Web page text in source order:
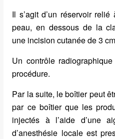
Il s’agit d’un réservoir
peau, en dessous de la
une incision cutanée de 3
Un contrôle
procédure.
Par la suite, le boîtier peut
par ce boîtier que les
injectés à l’aide d’une
d’anesthésie locale est